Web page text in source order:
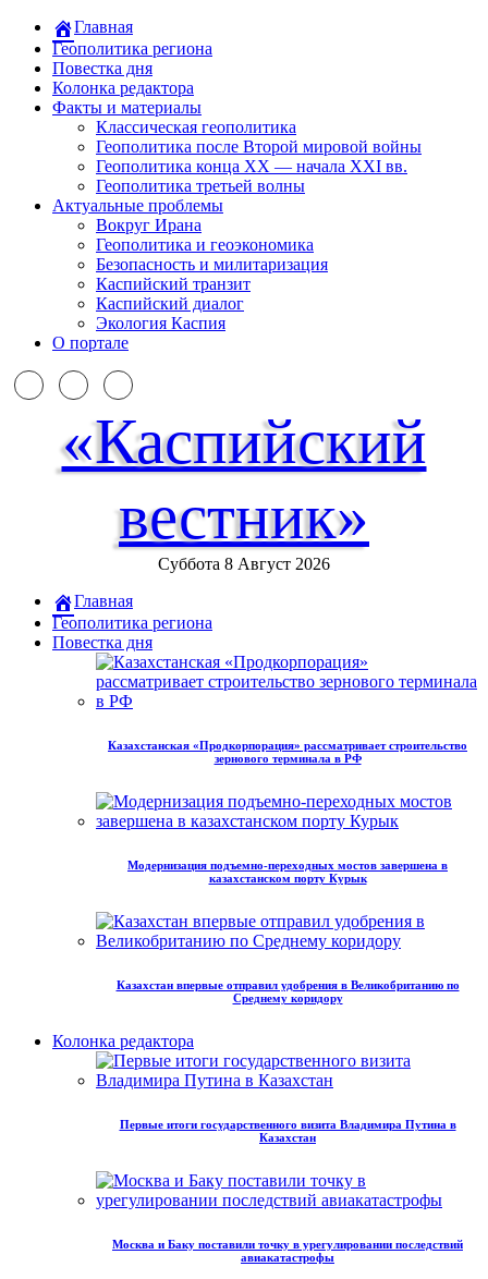
Главная
Геополитика региона
Повестка дня
Колонка редактора
Факты и материалы
Классическая геополитика
Геополитика после Второй мировой войны
Геополитика конца XX — начала XXI вв.
Геополитика третьей волны
Актуальные проблемы
Вокруг Ирана
Геополитика и геоэкономика
Безопасность и милитаризация
Каспийский транзит
Каспийский диалог
Экология Каспия
О портале
«Каспийский
вестник»
Суббота 8 Август 2026
Главная
Геополитика региона
Повестка дня
Казахстанская «Продкорпорация» рассматривает строительство
зернового терминала в РФ
Модернизация подъемно-переходных мостов завершена в
казахстанском порту Курык
Казахстан впервые отправил удобрения в Великобританию по
Среднему коридору
Колонка редактора
Первые итоги государственного визита Владимира Путина в
Казахстан
Москва и Баку поставили точку в урегулировании последствий
авиакатастрофы